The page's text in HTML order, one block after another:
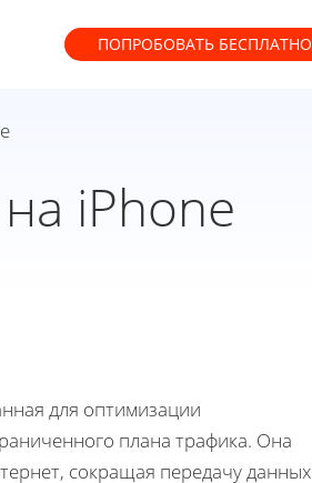
ПОПРОБОВАТЬ БЕСПЛАТНО
iPhone
для оптимизации
плана трафика. Она
сокращая передачу данных